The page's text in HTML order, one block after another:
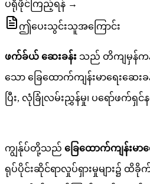
ပရိုဖိုင်ကြည့်ရန် →
ဤပေးသွင်းသူအကြောင်း
ဖက်ခ်ယ် ဆေးခန်း သည် တိကျမှန်ကန်
သော ခြေထောက်ကျန်းမာရေးဆေ
ပြီး, လုံခြုံလမ်းညွှန်မှု၊ ပရော်ဖက်ရှ
ကျွန်ုပ်တို့သည် ခြေထောက်ကျန်းမ
ရုပ်ပိုင်းဆိုင်ရာလှုပ်ရှားမှုများ၌ ထိ